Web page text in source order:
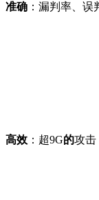
准确 ：漏判率、误
高效 ：超9G的攻击